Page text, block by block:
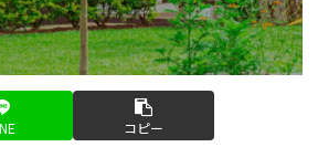
コピー